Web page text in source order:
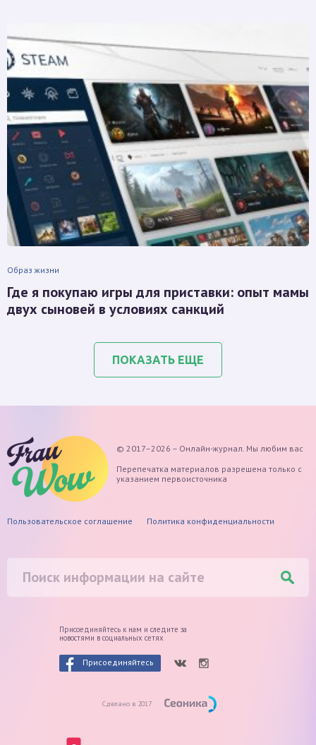
Образ жизни
Где я покупаю игры для приставки: опыт мамы
двух сыновей в условиях санкций
ПОКАЗАТЬ ЕЩЕ
© 2017–2026 – Онлайн-журнал. Мы любим вас
Перепечатка материалов разрешена только с
указанием первоисточника
Пользовательское соглашение Политика конфиденциальности
Присоединяйтесь к нам и следите за
новостями в социальных сетях
Присоединяйтесь
Сделано в 2017